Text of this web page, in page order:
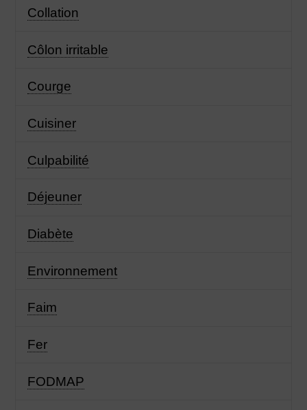
Collation
Côlon irritable
Courge
Cuisiner
Culpabilité
Déjeuner
Diabète
Environnement
Faim
Fer
FODMAP